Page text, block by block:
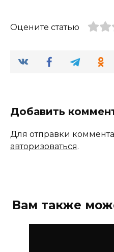
Оцените статью
Добавить
Для отправки
авторизоваться.
Вам также